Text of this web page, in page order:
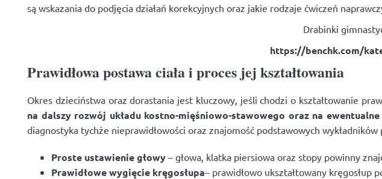
są wskazania do podjęcia działań korekcyjnych oraz jakie rodzaje ćwiczeń
Drabinki
https://benchk.com/
Prawidłowa postawa ciała i proces jej kształtowania
Okres dzieciństwa oraz dorastania jest kluczowy, jeśli chodzi o kształtowanie
na dalszy rozwój układu kostno-mięśniowo-stawowego oraz na
diagnostyka tychże nieprawidłowości oraz znajomość podstawowych wykładników
Proste ustawienie głowy – głowa, klatka piersiowa oraz stopy powinny
Prawidłowe wygięcie kręgosłupa– prawidłowo ukształtowany kręgosłup